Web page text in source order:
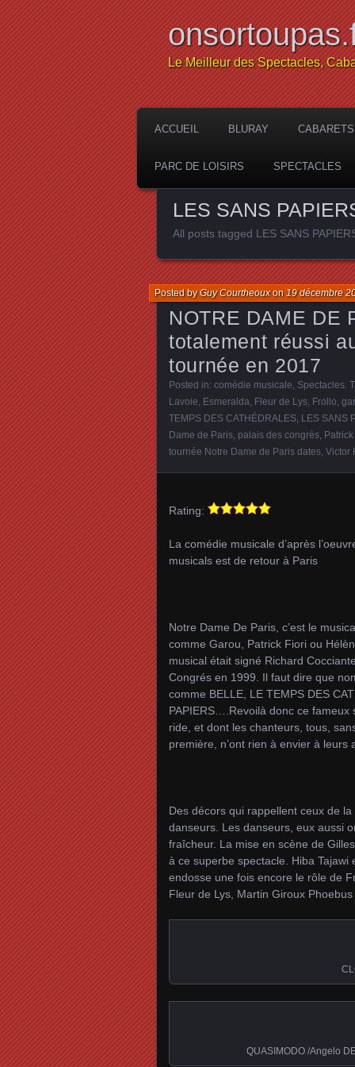
Le Meilleur des Spectacles,
ACCUEIL BLURAY CABARETS
PARC DE LOISIRS SPECTACLES
LES SANS
All posts tagged LES SANS
NOTRE DAME DE
totalement réussi
tournée en 2017
Posted byGuy Courtheouxon 19 décembre
Posted in: comédie musicale Spectacles .
Lavoie Esmeralda Fleur de Lys Frollo
TEMPS DES CATHÉDRALES LES SANS
Dame de Paris palais des congrès
tournée Notre Dame de Paris dates Victor
Rating:
La comédie musicale d’après
musicals est de retour à Paris
Notre Dame De Paris, c’est le
comme Garou, Patrick Fiori ou
musical était signé Richard
Congrés en 1999. Il faut dire que
comme BELLE, LE TEMPS DES
PAPIERS….Revoilà donc ce fameux
ride, et dont les chanteurs, tous,
première, n’ont rien à envier à leurs
Des décors qui rappellent ceux de
danseurs. Les danseurs, eux aussi
fraîcheur. La mise en scène de
à ce superbe spectacle. Hiba
endosse une fois encore le rôle de
Fleur de Lys, Martin Giroux
QUASIMODO /Angelo